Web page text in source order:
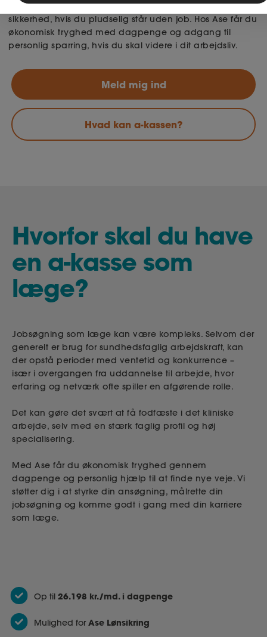
Ase Selvstændig
Dokumenter.dk
Derfor er det vigtigt at have en a-kasse, der skaber ro og
sikkerhed, hvis du pludselig står uden job. Hos Ase får du
økonomisk tryghed med dagpenge og adgang til
personlig sparring, hvis du skal videre i dit arbejdsliv.
Meld mig ind
Hvad kan a-kassen?
Hvorfor skal du have
en a-kasse som
læge?
Jobsøgning som læge kan være kompleks. Selvom der
generelt er brug for sundhedsfaglig arbejdskraft, kan
der opstå perioder med ventetid og konkurrence –
især i overgangen fra uddannelse til arbejde, hvor
erfaring og netværk ofte spiller en afgørende rolle.
Det kan gøre det svært at få fodfæste i det kliniske
arbejde, selv med en stærk faglig profil og høj
specialisering.
Med Ase får du økonomisk tryghed gennem
dagpenge og personlig hjælp til at finde nye veje. Vi
støtter dig i at styrke din ansøgning, målrette din
jobsøgning og komme godt i gang med din karriere
som læge.
Op til 26.198 kr./md. i dagpenge
Mulighed forAse Lønsikring